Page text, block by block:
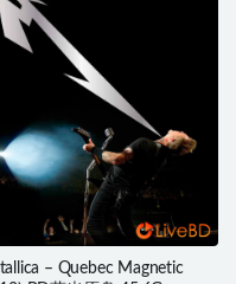
– Quebec Magnetic